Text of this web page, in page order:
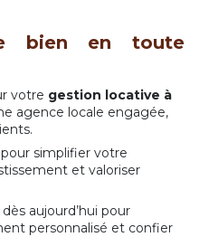
bien en toute
votre gestion locative à
agence locale engagée,
simplifier votre
et valoriser
dès aujourd’hui pour
personnalisé et confier